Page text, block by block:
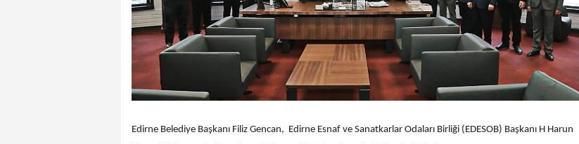
Edirne Belediye Başkanı Filiz Gencan, Edirne Esnaf ve Sanatkarlar Odaları Birliği (EDESOB) Başkanı H Harun